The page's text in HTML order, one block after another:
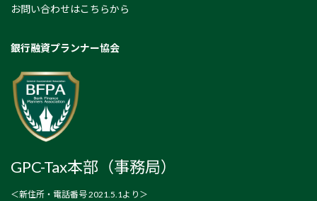
お問い合わせはこちらから
銀行融資プランナー協会
GPC-Tax本部（事務局）
＜新住所・電話番号 2021.5.1より＞